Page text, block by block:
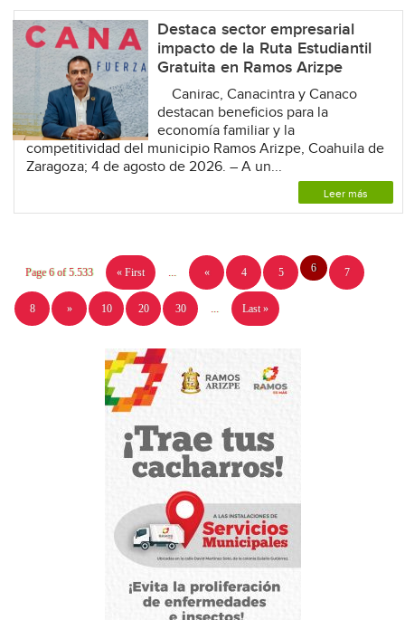
Destaca sector empresarial
impacto de la Ruta Estudiantil
Gratuita en Ramos Arizpe
Canirac, Canacintra y Canaco
destacan beneficios para la
economía familiar y la
competitividad del municipio Ramos Arizpe, Coahuila de
Zaragoza; 4 de agosto de 2026. – A un...
Leer más
Page 6 of 5.533 « First « 4 5 6 7
8 » 10 20 30 Last »